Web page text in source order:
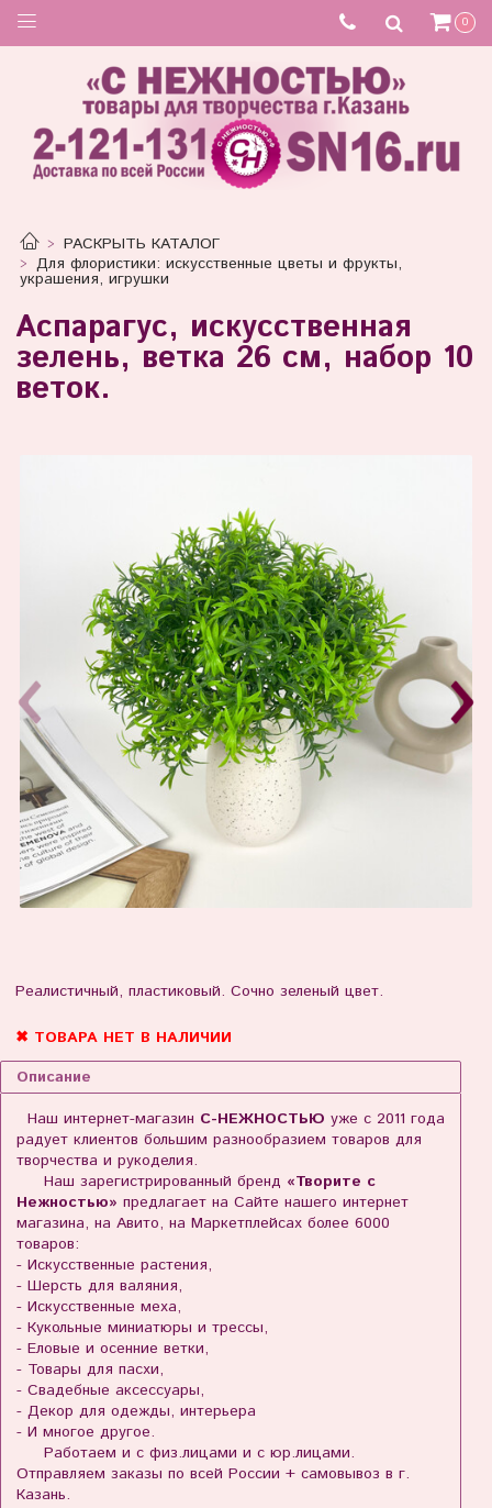
0
РАСКРЫТЬ КАТАЛОГ
Для флористики: искусственные цветы и фрукты,
украшения, игрушки
Аспарагус, искусственная
зелень, ветка 26 см, набор 10
веток.
Реалистичный, пластиковый. Сочно зеленый цвет.
✖ ТОВАРА НЕТ В НАЛИЧИИ
Описание
Наш интернет-магазин С-НЕЖНОСТЬЮ уже с 2011 года
радует клиентов большим разнообразием товаров для
творчества и рукоделия.
Наш зарегистрированный бренд «Творите с
Нежностью» предлагает на Сайте нашего интернет
магазина, на Авито, на Маркетплейсах более 6000
товаров:
- Искусственные растения,
- Шерсть для валяния,
- Искусственные меха,
- Кукольные миниатюры и трессы,
- Еловые и осенние ветки,
- Товары для пасхи,
- Свадебные аксессуары,
- Декор для одежды, интерьера
- И многое другое.
Работаем и с физ.лицами и с юр.лицами.
Отправляем заказы по всей России + самовывоз в г.
Казань.
Товар отсутствует